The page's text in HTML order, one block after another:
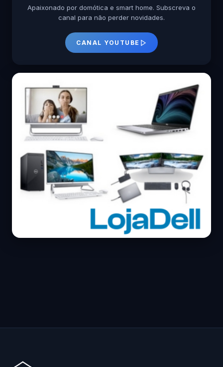
Apaixonado por domótica e smart home. Subscreva o
canal para não perder novidades.
CANAL YOUTUBE